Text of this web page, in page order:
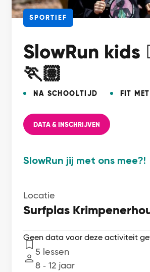
SPORTIEF
SlowRun kids
🏃🏽
NA SCHOOLTIJD FIT
DATA & INSCHRIJVEN
SlowRun jij met ons mee?!
Locatie
Surfplas
Geen data voor deze activiteit
Lessen
5 lessen
Leeftijd
8 ‐ 12 jaar